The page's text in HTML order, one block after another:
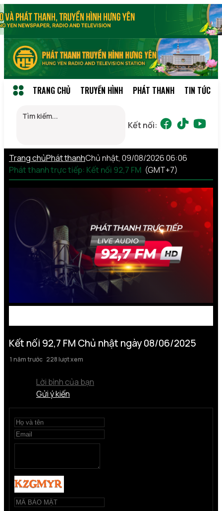
TRANG CHỦ TRUYỀN HÌNH PHÁT THANH TIN TỨC
Kết nối:
Trang chủPhát thanh
Phát thanh trực tiếp: Kết nối 92,7 FM
Chủ nhật, 09/08/2026 06:06
(GMT+7)
Kết nối 92,7 FM Chủ nhật ngày 08/06/2025
1 năm trước 228 lượt xem
Lời bình của bạn
Gửi ý kiến